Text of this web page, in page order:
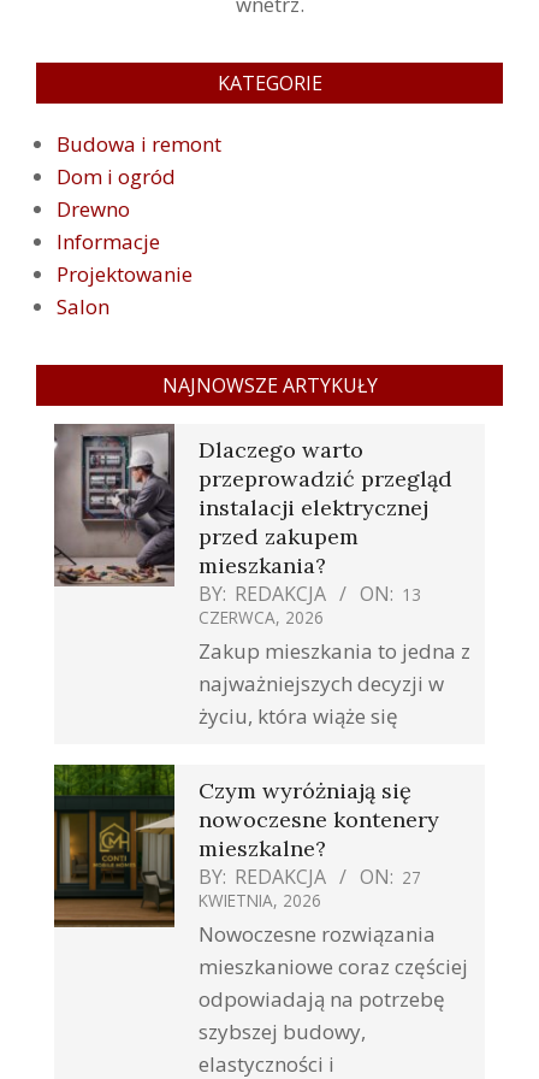
KATEGORIE
Budowa i remont
Dom i ogród
Drewno
Informacje
Projektowanie
Salon
NAJNOWSZE ARTYKUŁY
Dlaczego warto
przeprowadzić przegląd
instalacji elektrycznej
przed zakupem
mieszkania?
BY: REDAKCJA ON: 13
CZERWCA, 2026
Zakup mieszkania to jedna z
najważniejszych decyzji w
życiu, która wiąże się
Czym wyróżniają się
nowoczesne kontenery
mieszkalne?
BY: REDAKCJA ON: 27
KWIETNIA, 2026
Nowoczesne rozwiązania
mieszkaniowe coraz częściej
odpowiadają na potrzebę
szybszej budowy,
elastyczności i